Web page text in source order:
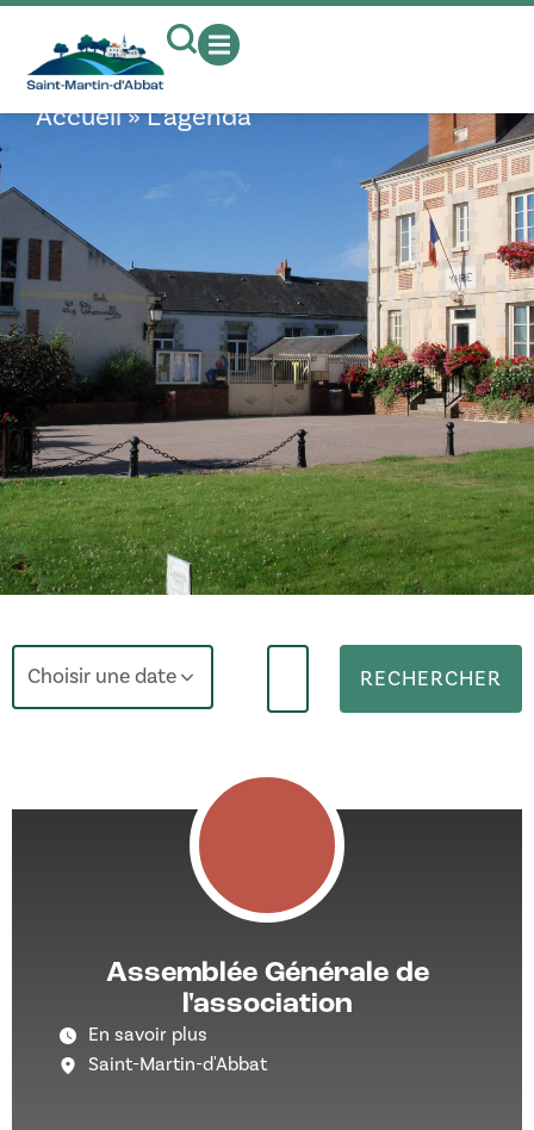
L’agenda
Accueil»L’agenda
RECHERCHER
Choisir une date
Assemblée Générale de
l'association
En savoir plus
Saint-Martin-d'Abbat